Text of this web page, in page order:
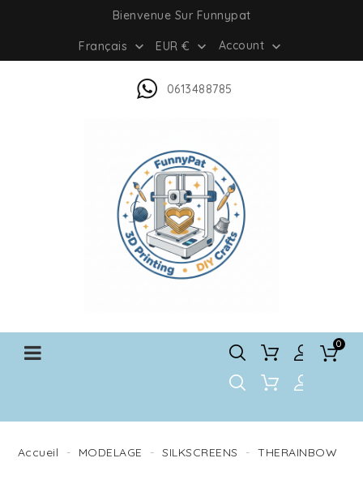
Bienvenue Sur Funnypat
Français  EUR €  Account 
0613488785
0
Accueil MODELAGE SILKSCREENS THERAINBOW